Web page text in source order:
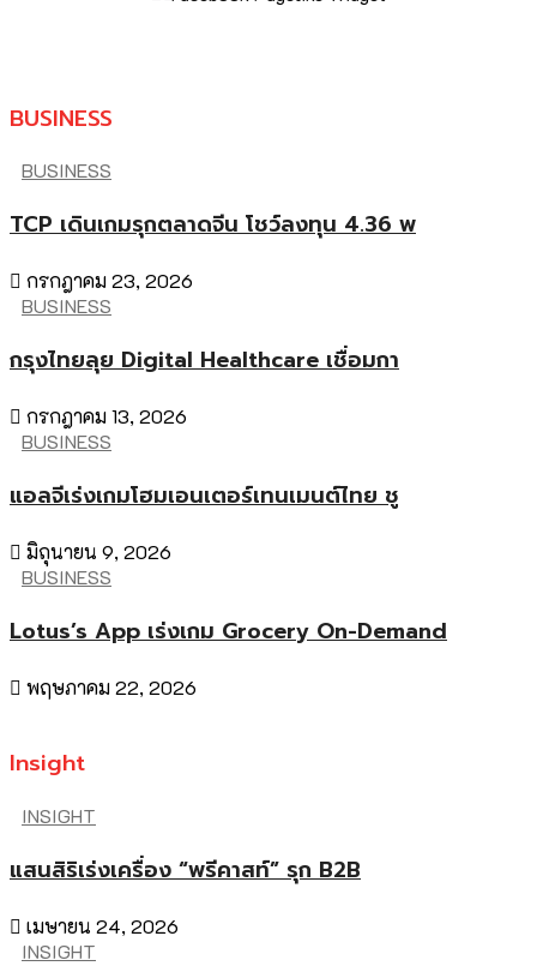
BUSINESS
BUSINESS
TCP เดินเกมรุกตลาดจีน โชว์ลงทุน 4.36 พ
กรกฎาคม 23, 2026
BUSINESS
กรุงไทยลุย Digital Healthcare เชื่อมกา
กรกฎาคม 13, 2026
BUSINESS
แอลจีเร่งเกมโฮมเอนเตอร์เทนเมนต์ไทย ชู
มิถุนายน 9, 2026
BUSINESS
Lotus’s App เร่งเกม Grocery On-Demand
พฤษภาคม 22, 2026
Insight
INSIGHT
แสนสิริเร่งเครื่อง “พรีคาสท์” รุก B2B
เมษายน 24, 2026
INSIGHT